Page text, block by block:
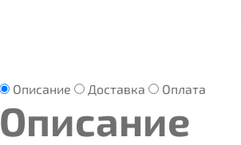
Описание Доставка Оплата
Описание